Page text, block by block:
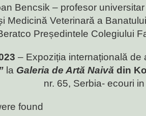
Bencsik – profesor
Medicină Veterinară a
Președintele Colegiului
– Expoziția internațională de
la Galeria de Artă Naivă din
nr. 65, Serbia- ecouri
found